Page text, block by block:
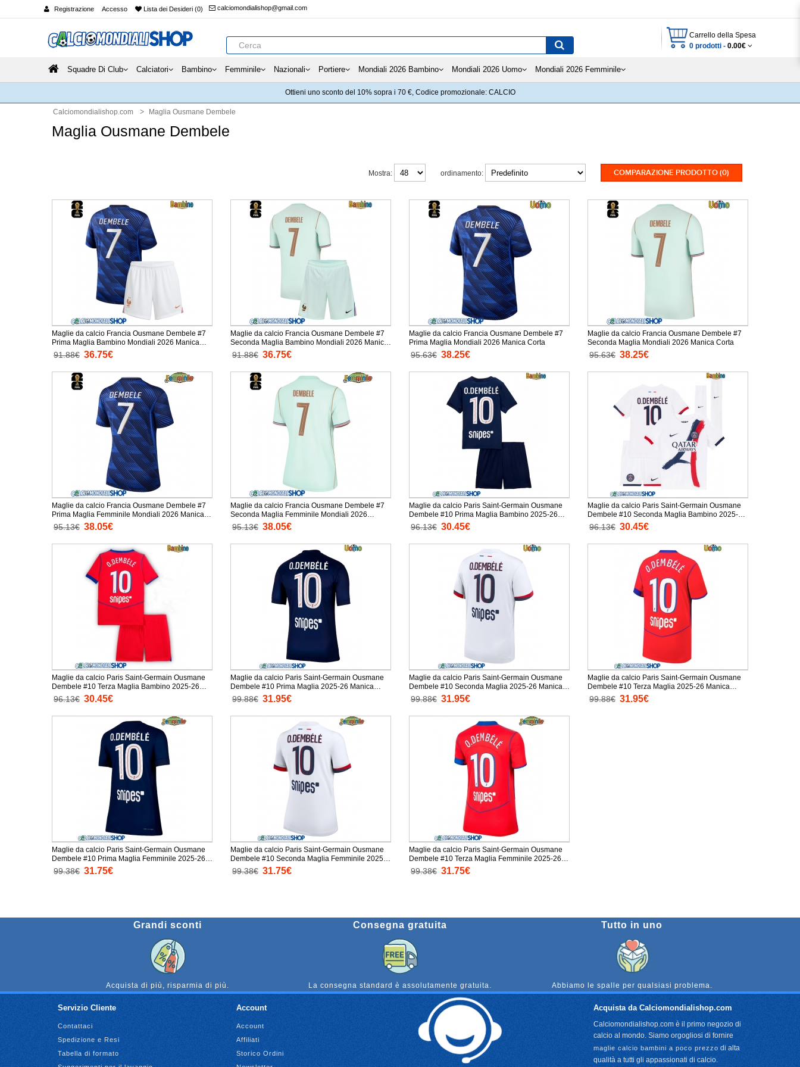
Registrazione Accesso Lista dei Desideri (0) calciomondialishop@gmail.com
Carrello della Spesa
0 prodotti - 0.00€
Squadre Di Club Calciatori Bambino Femminile Nazionali Portiere Mondiali 2026 Bambino Mondiali 2026 Uomo Mondiali 2026 Femminile
Ottieni uno sconto del 10% sopra i 70 €, Codice promozionale: CALCIO
Calciomondialishop.com Maglia Ousmane Dembele
Maglia Ousmane Dembele
COMPARAZIONE PRODOTTO (0)
ordinamento:
Mostra:
Maglie da calcio Francia Ousmane Dembele #7
Prima Maglia Bambino Mondiali 2026 Manica
Corta + Pantaloni corti)
91.88€ 36.75€
Maglie da calcio Francia Ousmane Dembele #7
Seconda Maglia Bambino Mondiali 2026 Manica
Corta + Pantaloni corti)
91.88€ 36.75€
Maglie da calcio Francia Ousmane Dembele #7
Prima Maglia Mondiali 2026 Manica Corta
95.63€ 38.25€
Maglie da calcio Francia Ousmane Dembele #7
Seconda Maglia Mondiali 2026 Manica Corta
95.63€ 38.25€
Maglie da calcio Francia Ousmane Dembele #7
Prima Maglia Femminile Mondiali 2026 Manica
Corta
95.13€ 38.05€
Maglie da calcio Francia Ousmane Dembele #7
Seconda Maglia Femminile Mondiali 2026
Manica Corta
95.13€ 38.05€
Maglie da calcio Paris Saint-Germain Ousmane
Dembele #10 Prima Maglia Bambino 2025-26
Manica Corta + Pantaloni corti)
96.13€ 30.45€
Maglie da calcio Paris Saint-Germain Ousmane
Dembele #10 Seconda Maglia Bambino 2025-26
Manica Corta + Pantaloni corti)
96.13€ 30.45€
Maglie da calcio Paris Saint-Germain Ousmane
Dembele #10 Terza Maglia Bambino 2025-26
Manica Corta + Pantaloni corti)
96.13€ 30.45€
Maglie da calcio Paris Saint-Germain Ousmane
Dembele #10 Prima Maglia 2025-26 Manica
Corta
99.88€ 31.95€
Maglie da calcio Paris Saint-Germain Ousmane
Dembele #10 Seconda Maglia 2025-26 Manica
Corta
99.88€ 31.95€
Maglie da calcio Paris Saint-Germain Ousmane
Dembele #10 Terza Maglia 2025-26 Manica
Corta
99.88€ 31.95€
Maglie da calcio Paris Saint-Germain Ousmane
Dembele #10 Prima Maglia Femminile 2025-26
Manica Corta
99.38€ 31.75€
Maglie da calcio Paris Saint-Germain Ousmane
Dembele #10 Seconda Maglia Femminile 2025-
26 Manica Corta
99.38€ 31.75€
Maglie da calcio Paris Saint-Germain Ousmane
Dembele #10 Terza Maglia Femminile 2025-26
Manica Corta
99.38€ 31.75€
Grandi sconti
Acquista di più, risparmia di più.
Consegna gratuita
La consegna standard è assolutamente gratuita.
Tutto in uno
Abbiamo le spalle per qualsiasi problema.
Servizio Cliente
Contattaci
Spedizione e Resi
Tabella di formato
Account
Account
Affiliati
Storico Ordini
Acquista da Calciomondialishop.com
Calciomondialishop.com è il primo negozio di
calcio al mondo. Siamo orgogliosi di fornire
maglie calcio bambini a poco prezzo di alta
qualità a tutti gli appassionati di calcio.